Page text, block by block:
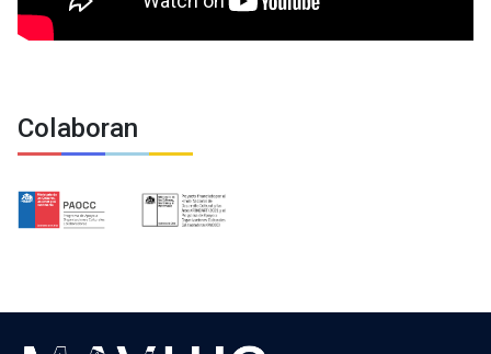
Colaboran